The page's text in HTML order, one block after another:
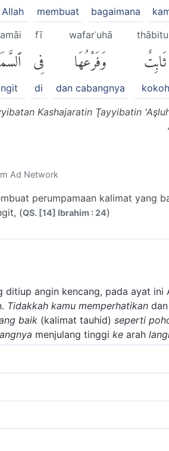
bagaimana
membuat
Allah
ثَابِتٌ
kokoh
wafarʿuhā
وَفَرْعُهَا
dan cabangnya
fī
فِى
di
Kashajaratin Ţayyibatin
Ad Network
perumpamaan kalimat yang
(QS. [14] Ibrahim : 24)
ditiup angin kencang, pada ayat ini
Tidakkah kamu memperhatikan
baik (kalimat tauhid) seperti
menjulang tinggi ke arah
mengenai kata-kata
illallah" atau kata-kata lain yang
Kata-kata semacam itu
memiliki dua fungsi utama:
Apabila akar tidak dapat lagi
dengan makna firman-
telah membuat perumpamaan)